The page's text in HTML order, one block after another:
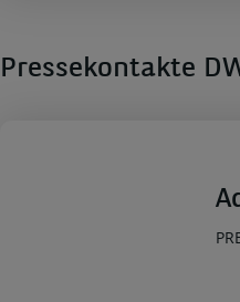
Pressekontakte